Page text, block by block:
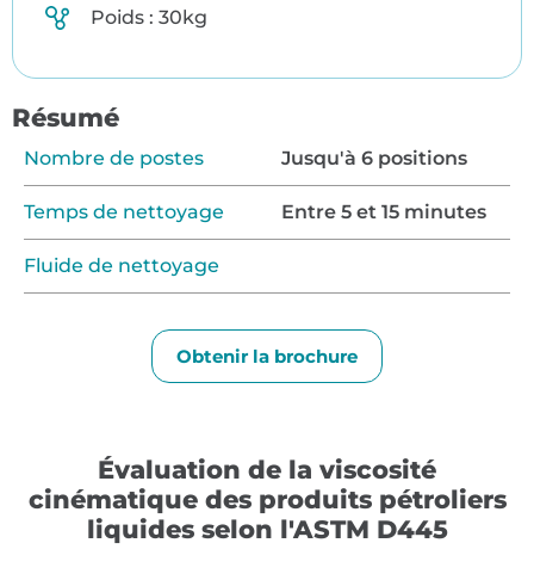
Poids : 30kg
Résumé
Nombre de postes Jusqu'à 6 positions
Temps de nettoyage Entre 5 et 15 minutes
Fluide de nettoyage
Obtenir la brochure
Évaluation de la viscosité
cinématique des produits pétroliers
liquides selon l'ASTM D445